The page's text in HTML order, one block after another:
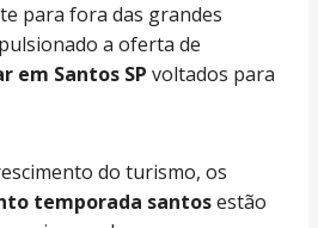
para fora das grandes
a oferta de
em Santos SP voltados para
do turismo, os
temporada santosestão